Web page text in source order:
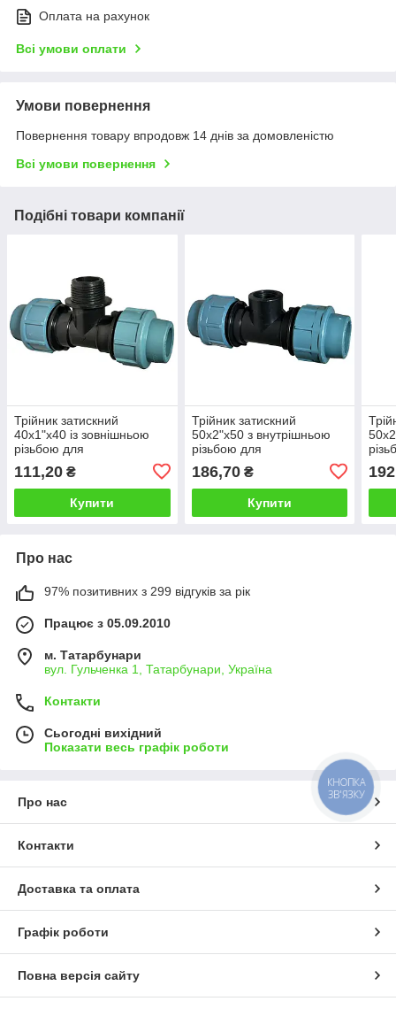
Оплата на рахунок
Всі умови оплати
Умови повернення
Повернення товару впродовж 14 днів за домовленістю
Всі умови повернення
Подібні товари компанії
Трійник затискний
40х1"х40 із зовнішньою
різьбою для
111,20 ₴
Купити
Трійник затискний
50х2"х50 з внутрішньою
різьбою для
186,70₴
Купити
Про нас
97% позитивних з 299 відгуків за рік
Працює з 05.09.2010
м. Татарбунари
вул. Гульченка 1, Татарбунари, Україна
Контакти
Сьогодні вихідний
Показати весь графік роботи
Про нас
Контакти
Доставка та оплата
Графік роботи
Повна версія сайту
КНОПКА
ЗВ'ЯЗКУ